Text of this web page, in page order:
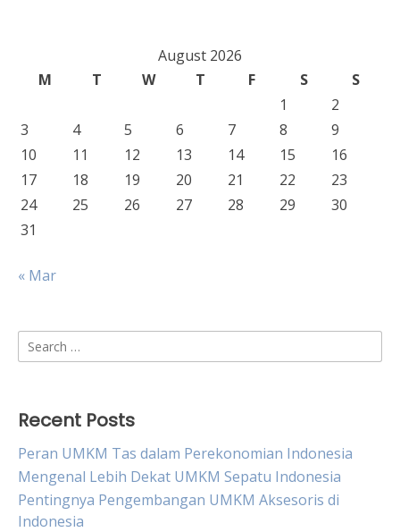
August 2026
M
T W T F S
S
1
2
3
4 5 6 7 8
9
10
11 12 13 14 15
16
17
18 19 20 21 22
23
24
25 26 27 28 29
30
31
« Mar
Search
for:
Recent Posts
Peran UMKM Tas dalam Perekonomian Indonesia
Mengenal Lebih Dekat UMKM Sepatu Indonesia
Pentingnya Pengembangan UMKM Aksesoris di
Indonesia